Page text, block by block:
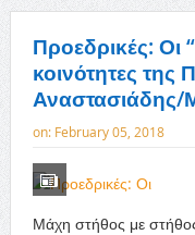
Προεδρικές: Οι
κοινότητες
Αναστασιάδης/
on: February 05, 2018
Μάχη στήθος με